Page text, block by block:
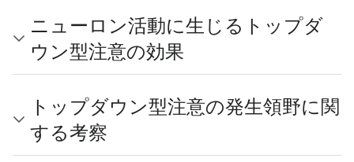
ニューロン活動に生じるトップダ
ウン型注意の効果
トップダウン型注意の発生領野に関
する考察